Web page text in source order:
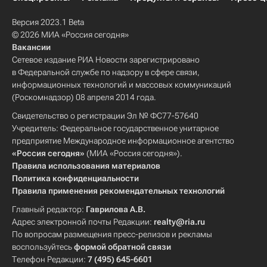
Версия 2023.1 Beta
© 2026 МИА «Россия сегодня»
Вакансии
Сетевое издание РИА Новости зарегистрировано
в Федеральной службе по надзору в сфере связи,
информационных технологий и массовых коммуникаций
(Роскомнадзор) 08 апреля 2014 года.
Свидетельство о регистрации Эл № ФС77-57640
Учредитель: Федеральное государственное унитарное
предприятие Международное информационное агентство
«Россия сегодня» (МИА «Россия сегодня»).
Правила использования материалов
Политика конфиденциальности
Правила применения рекомендательных технологий
Главный редактор: Гаврилова А.В.
Адрес электронной почты Редакции: realty@ria.ru
По вопросам размещения пресс-релизов и рекламы
воспользуйтесьформой обратной связи
Телефон Редакции: 7 (495) 645-6601